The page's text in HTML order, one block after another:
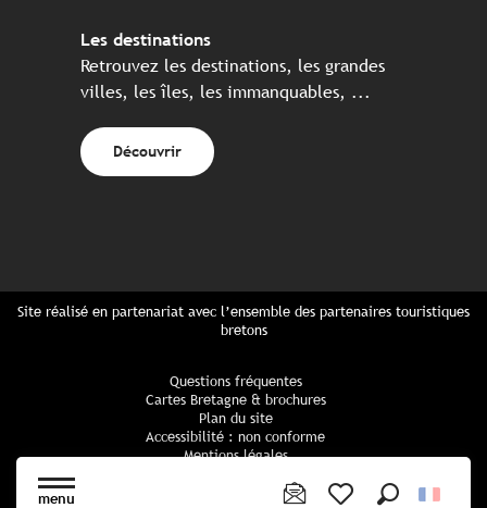
menu
Les destinations
Retrouvez les destinations, les grandes
villes, les îles, les immanquables, ...
Découvrir
Site réalisé en partenariat avec l’ensemble des partenaires touristiques
bretons
Questions fréquentes
Cartes Bretagne & brochures
Plan du site
Accessibilité : non conforme
Mentions légales
Politique cookies